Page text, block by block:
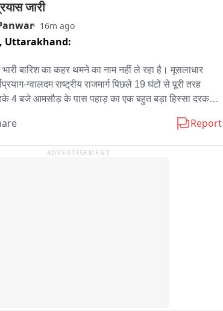
जारी
16m ago
Uttarakhand:
बारिश का कहर थमने का नाम नहीं ले रहा है। मूसलाधार
ग्वालदम राष्ट्रीय राजमार्ग पिछले 19 घंटों से पूरी तरह
4 बजे आमसौड़ के पास पहाड़ का एक बहुत बड़ा हिस्सा दरककर
से बिजली की लाइन भी ध्वस्त हो गयी है जिससे पिण्डर घाटी के
Report
ADVERTISEMENT